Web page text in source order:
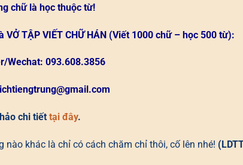
chữ là học thuộc từ!
VỞ TẬP VIẾT CHỮ HÁN(Viết 1000 chữ – học 500 từ):
Wechat: 093.608.3856
chi tiết tại đây.
khác là chỉ có cách chăm chỉ thôi, cố lên nhé!